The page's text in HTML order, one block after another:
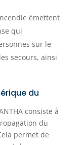
émettent
qui
sur le
secours, ainsi
du
consiste à
du
permet de